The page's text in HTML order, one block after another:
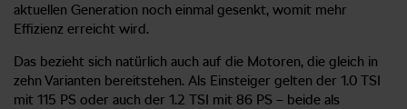
aktuellen Generation noch einmal gesenkt, womit mehr
Effizienz erreicht wird.
Das bezieht sich natürlich auch auf die Motoren, die gleich in
zehn Varianten bereitstehen. Als Einsteiger gelten der 1.0 TSI
mit 115 PS oder auch der 1.2 TSI mit 86 PS – beide als